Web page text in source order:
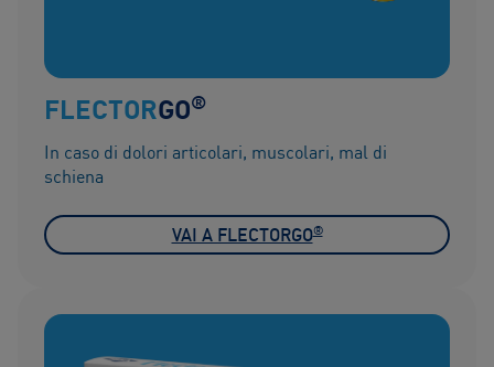
FLECTORGO®
In caso di dolori articolari, muscolari, mal di
schiena
VAI A FLECTORGO®